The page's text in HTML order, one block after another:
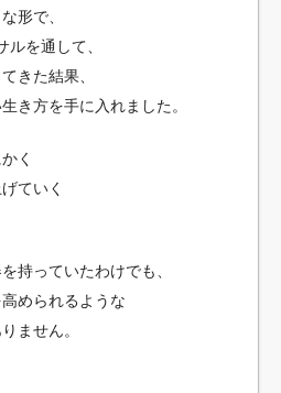
形で、
ルを通して、
きた結果、
き方を手に入れました。
く
ていく
持っていたわけでも、
められるような
ません。